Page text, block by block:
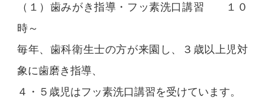
（１）歯みがき指導・フッ素洗口講習 １０
時～
毎年、歯科衛生士の方が来園し、３歳以上児対
象に歯磨き指導、
４・５歳児はフッ素洗口講習を受けています。